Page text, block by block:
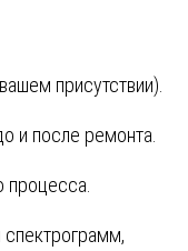
присутствии).
и после ремонта.
процесса.